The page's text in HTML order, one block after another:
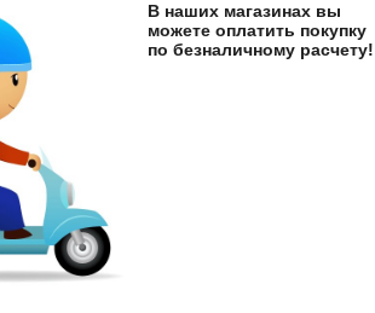
В наших магазинах вы
можете оплатить покупку
по безналичному расчету!